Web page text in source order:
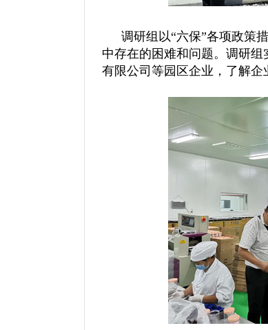
调研组以“六保”各项政策
中存在的困难和问题。调研
有限公司等园区企业，了解企